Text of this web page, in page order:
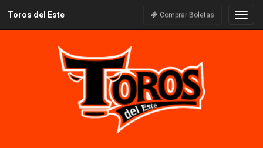
Toros del Este Comprar Boletas